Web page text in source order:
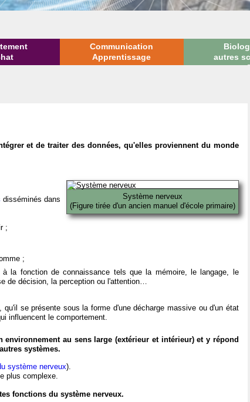
Communication
Apprentissage
autres
et de traiter des données, qu'elles proviennent du monde
Système nerveux
(Figure tirée d'un ancien manuel d'école primaire)
disséminés dans
;
;
la fonction de connaissance tels que la mémoire, le langage, le
de décision, la perception ou l'attention…
se présente sous la forme d'une décharge massive ou d'un état
influencent le comportement.
au sens large (extérieur et intérieur) et y répond
systèmes.
système nerveux).
plus complexe.
fonctions du système nerveux.